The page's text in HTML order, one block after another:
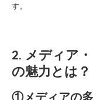
す。
2. メディア
の魅力とは？
①メディアの